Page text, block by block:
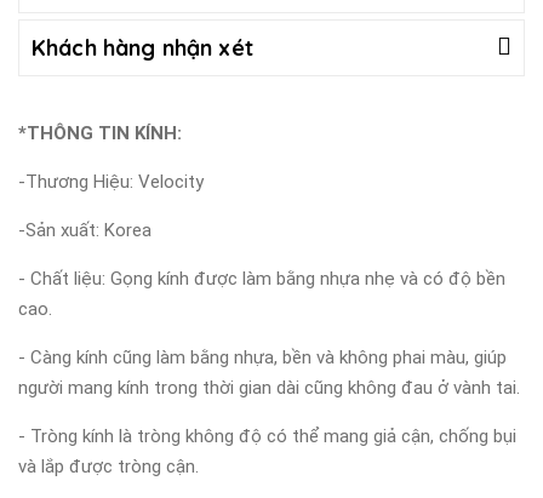
Khách hàng nhận xét
*THÔNG TIN KÍNH:
-Thương Hiệu: Velocity
-Sản xuất: Korea
- Chất liệu: Gọng kính được làm bằng nhựa nhẹ và có độ bền
cao.
- Càng kính cũng làm bằng nhựa, bền và không phai màu, giúp
người mang kính trong thời gian dài cũng không đau ở vành tai.
- Tròng kính là tròng không độ có thể mang giả cận, chống bụi
và lắp được tròng cận.